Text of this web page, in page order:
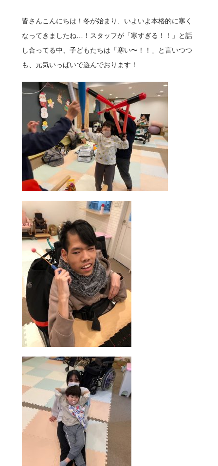
皆さんこんにちは！冬が始まり、いよいよ本格的に寒く
なってきましたね…！スタッフが「寒すぎる！！」と話
し合ってる中、子どもたちは「寒い〜！！」と言いつつ
も、元気いっぱいで遊んでおります！